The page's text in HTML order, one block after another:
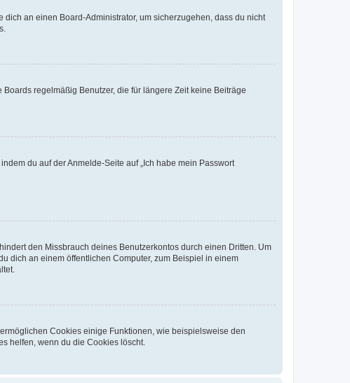
an einen Board-Administrator, um sicherzugehen, dass du nicht
regelmäßig Benutzer, die für längere Zeit keine Beiträge
du auf der Anmelde-Seite auf „Ich habe mein Passwort
den Missbrauch deines Benutzerkontos durch einen Dritten. Um
dich an einem öffentlichen Computer, zum Beispiel in einem
Cookies einige Funktionen, wie beispielsweise den
helfen, wenn du die Cookies löscht.